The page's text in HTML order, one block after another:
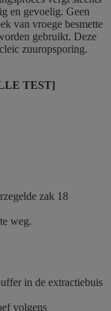
en gevoelig. Geen
van vroege besmette
gebruikt. Deze
zuuropsporing.
TEST]
zak 18
weg.
in de extractiebuis
volgens